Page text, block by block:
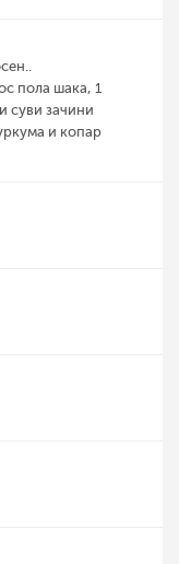
пола шака, 1
суви зачини
и копар